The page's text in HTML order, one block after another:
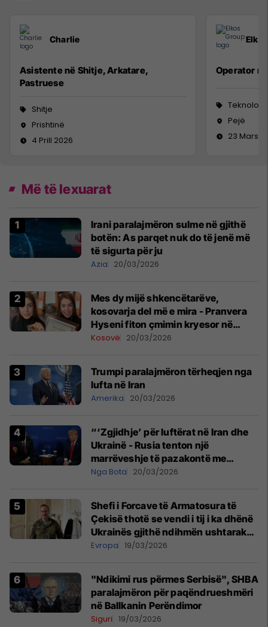
Charlie
Asistente në Shitje, Arkatare,
Pastruese
Shitje
Prishtinë
4 Prill 2026
Operator
Pejë
23 Mars
Më të lexuarat
Irani paralajmëron sulme në gjithë
botën: As parqet nuk do të jenë më
të sigurta për ju
Azia 20/03/2026
Mes dy mijë shkencëtarëve,
kosovarja del më e mira - Pranvera
Hyseni fiton çmimin kryesor në
konferencën më të madhe për
Kosovë 20/03/2026
Trumpi paralajmëron tërheqjen nga
lufta në Iran
Amerika 20/03/2026
“‘Zgjidhje’ për luftërat në Iran dhe
Ukrainë - Rusia tenton një
marrëveshje të pazakontë me
SHBA-në, por oferta nuk pranohet
Nga Bota 20/03/2026
Shefi i Forcave të Armatosura të
Çekisë thotë se vendi i tij i ka dhënë
Ukrainës gjithë ndihmën ushtarake
që mundi
Evropa 19/03/2026
"Ndikimi rus përmes Serbisë", SHBA
paralajmëron për paqëndrueshmëri
në Ballkanin Perëndimor
Siguri 19/03/2026